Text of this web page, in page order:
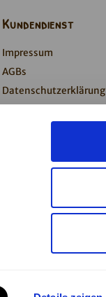
Kundendienst
Impressum
AGBs
Datenschutzerklärung
Newsletter